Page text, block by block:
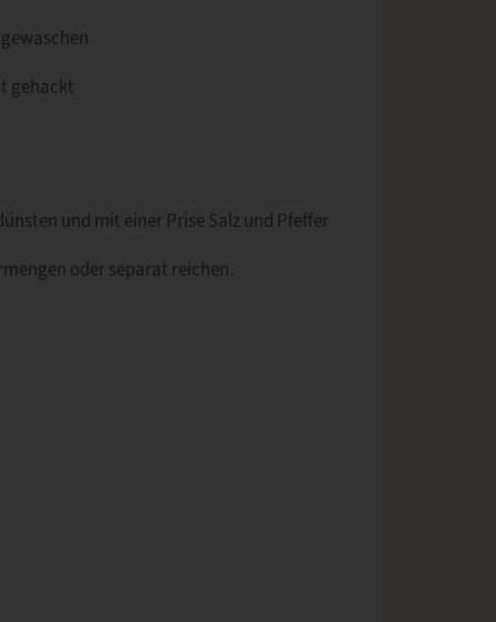
gehackt
und mit einer Prise Salz und Pfeffer
oder separat reichen.